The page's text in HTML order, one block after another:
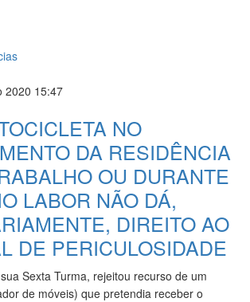
2020 15:47
NO
DA RESIDÊNCIA
OU DURANTE
LABOR NÃO DÁ,
DIREITO AO
DE PERICULOSIDADE
Sexta Turma, rejeitou recurso de um
de móveis) que pretendia receber o